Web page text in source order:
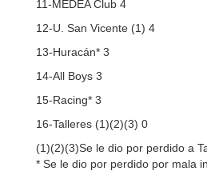
11-MEDEA Club 4
12-U. San Vicente (1) 4
13-Huracán* 3
14-All Boys 3
15-Racing* 3
16-Talleres (1)(2)(3) 0
(1)(2)(3)Se le dio por perdido a
* Se le dio por perdido por mala